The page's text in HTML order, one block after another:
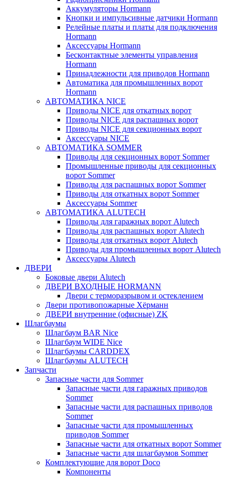
Аккумуляторы Hormann
Кнопки и импульсивные датчики Hormann
Релейные платы и платы для подключения
Hormann
Аксессуары Hormann
Бесконтактные элементы управления
Hormann
Принадлежности для приводов Hormann
Автоматика для промышленных ворот
Hormann
АВТОМАТИКА NICE
Приводы NICE для откатных ворот
Приводы NICE для распашных ворот
Приводы NICE для секционных ворот
Аксессуары NICE
АВТОМАТИКА SOMMER
Приводы для секционных ворот Sommer
Промышленные приводы для секционных
ворот Sommer
Приводы для распашных ворот Sommer
Приводы для откатных ворот Sommer
Аксессуары Sommer
АВТОМАТИКА ALUTECH
Приводы для гаражных ворот Alutech
Приводы для распашных ворот Alutech
Приводы для откатных ворот Alutech
Приводы для промышленных ворот Alutech
Аксессуары Alutech
ДВЕРИ
Боковые двери Alutech
ДВЕРИ ВХОДНЫЕ HORMANN
Двери с терморазрывом и остеклением
Двери противопожарные Хёрманн
ДВЕРИ внутренние (офисные) ZK
Шлагбаумы
Шлагбаум BAR Nice
Шлагбаум WIDE Nice
Шлагбаумы CARDDEX
Шлагбаумы ALUTECH
Запчасти
Запасные части для Sommer
Запасные части для гаражных приводов
Sommer
Запасные части для распашных приводов
Sommer
Запасные части для промышленных
приводов Sommer
Запасные части для откатных ворот Sommer
Запасные части для шлагбаумов Sommer
Комплектующие для ворот Doco
Компоненты